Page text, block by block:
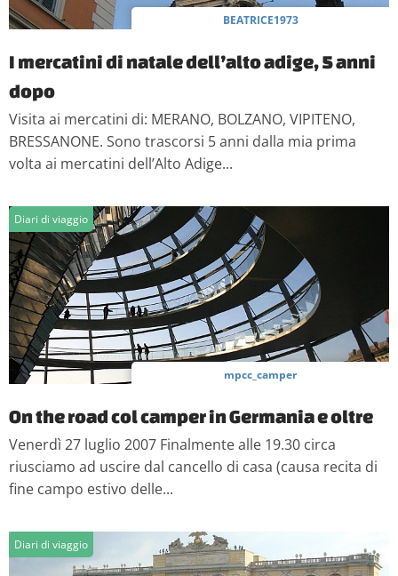
BEATRICE1973
I mercatini di natale dell’alto adige, 5 anni
dopo
Visita ai mercatini di: MERANO, BOLZANO, VIPITENO,
BRESSANONE. Sono trascorsi 5 anni dalla mia prima
volta ai mercatini dell’Alto Adige...
Diari di viaggio
mpcc_camper
On the road col camper in Germania e oltre
Venerdì 27 luglio 2007 Finalmente alle 19.30 circa
riusciamo ad uscire dal cancello di casa (causa recita di
fine campo estivo delle...
Diari di viaggio